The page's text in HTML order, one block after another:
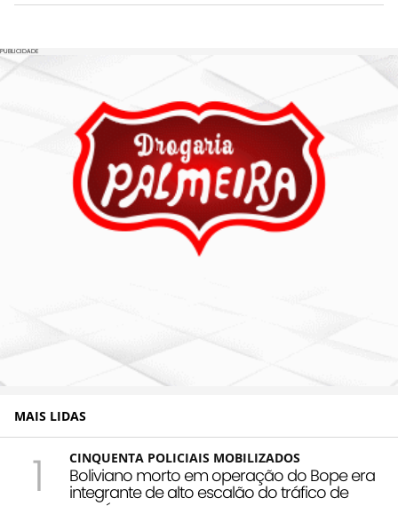
PUBLICIDADE
MAIS LIDAS
1 CINQUENTA POLICIAIS MOBILIZADOS
Boliviano morto em operação do Bope era
integrante de alto escalão do tráfico de